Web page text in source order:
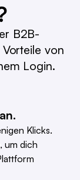
B2B-
von
Login.
Klicks.
um dich